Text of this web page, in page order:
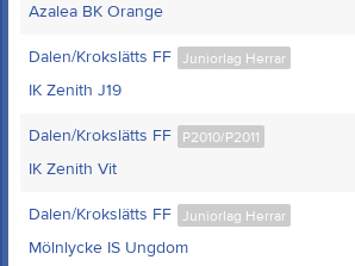
Azalea BK Orange
Juniorlag Herrar
Dalen/Krokslätts FF
IK Zenith J19
P2010/P2011
Dalen/Krokslätts FF
IK Zenith Vit
Juniorlag Herrar
Dalen/Krokslätts FF
Mölnlycke IS Ungdom